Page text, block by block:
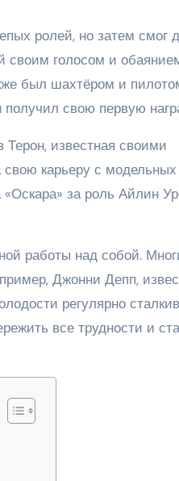
ролей, но затем смог
своим голосом и
был шахтёром и
свою первую
известная своими
карьеру с
за роль Айлин
работы над собой.
Джонни Депп,
регулярно
все трудности и